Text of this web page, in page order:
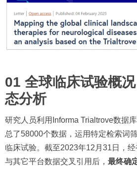
01 全球临床试验概
态分析
研究人员利用Informa Trialtrove数据
总了58000个数据，运用特定检索词
临床试验。截至2023年12月31日，
与其它平台数据交叉引用后， 最终确